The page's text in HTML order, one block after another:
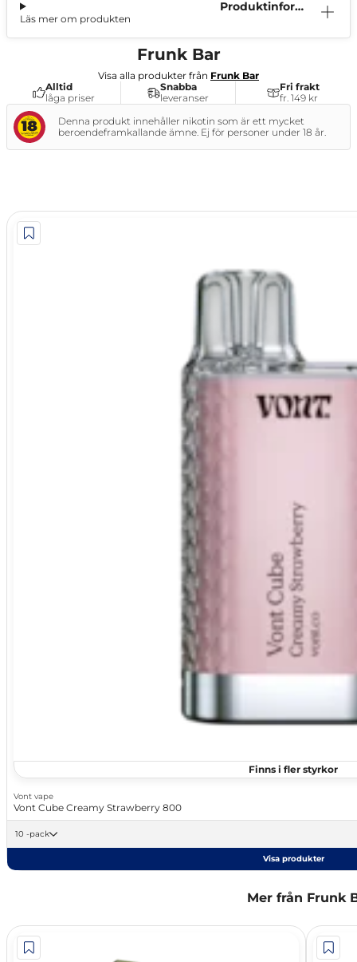
Produktinform
Läs mer om produkten
Frunk Bar
Visa alla produkter från Frunk Bar
Alltid
låga priser
Snabba
leveranser
Fri frakt
fr. 149 kr
Denna produkt innehåller nikotin som är ett mycket
beroendeframkallande ämne. Ej för personer under 18 år.
Finns i fler styrkor
Vont vape
Vont Cube Creamy Strawberry 800
10 -pack
Visa produkter
Mer från Frunk